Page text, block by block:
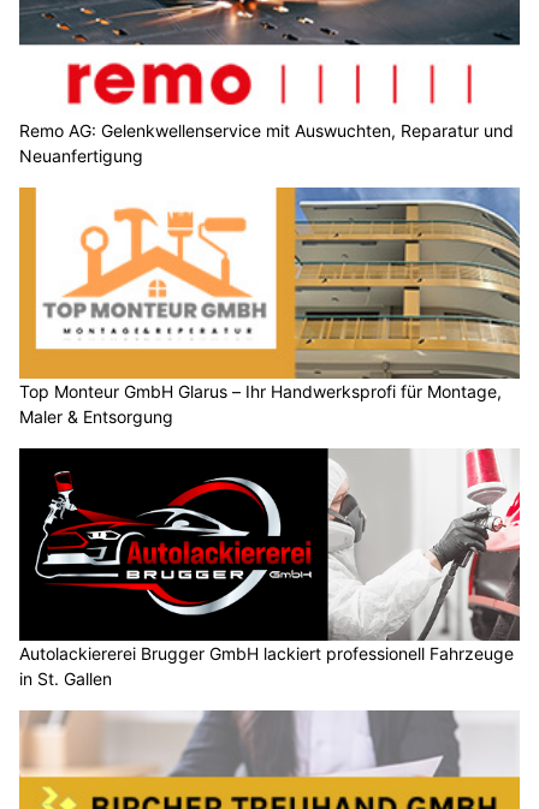
Remo AG: Gelenkwellenservice mit Auswuchten, Reparatur und
Neuanfertigung
Top Monteur GmbH Glarus – Ihr Handwerksprofi für Montage,
Maler & Entsorgung
Autolackiererei Brugger GmbH lackiert professionell Fahrzeuge
in St. Gallen